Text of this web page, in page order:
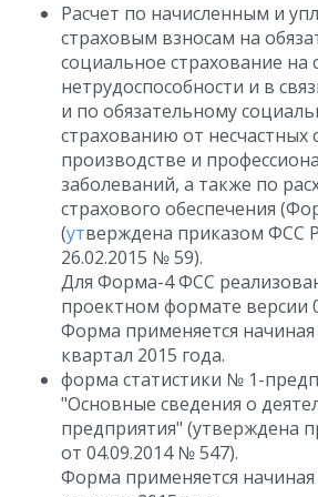
Расчет по начисленным и
страховым взносам на
социальное страхование на
нетрудоспособности и в
и по обязательному
страхованию от несчастных
производстве и
заболеваний, а также по
страхового обеспечения
(утверждена приказом ФСС
26.02.2015 № 59).
Для Форма-4 ФСС
проектном формате версии
Форма применяется начиная
квартал 2015 года.
форма статистики № 1-
"Основные сведения о
предприятия" (утверждена
от 04.09.2014 № 547).
Форма применяется начиная